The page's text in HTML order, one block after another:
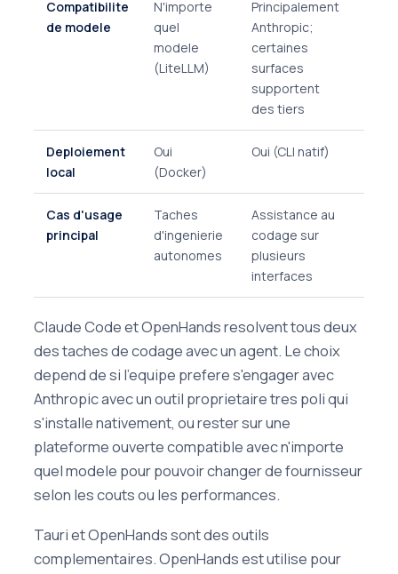
Compatibilite
de modele
N'importe
quel
modele
(LiteLLM)
Principalement
Anthropic;
certaines
surfaces
supportent
des tiers
Deploiement
local
Oui
(Docker)
Oui (CLI natif)
Cas d'usage
principal
Taches
d'ingenierie
autonomes
Assistance au
codage sur
plusieurs
interfaces
Claude Code et OpenHands resolvent tous deux
des taches de codage avec un agent. Le choix
depend de si l'equipe prefere s'engager avec
Anthropic avec un outil proprietaire tres poli qui
s'installe nativement, ou rester sur une
plateforme ouverte compatible avec n'importe
quel modele pour pouvoir changer de fournisseur
selon les couts ou les performances.
Tauri et OpenHands sont des outils
complementaires. OpenHands est utilise pour